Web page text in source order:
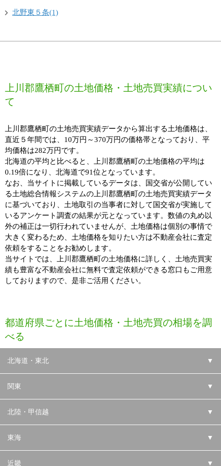
北野東５条(1)
上川郡鷹栖町の土地価格・土地売買実績につい
て
上川郡鷹栖町の土地売買実績データから算出する土地価格は、
直近５年間では、10万円～370万円の価格帯となっており、平
均価格は282万円です。
北海道の平均と比べると、上川郡鷹栖町の土地価格の平均は
0.19倍になり、北海道で91位となっています。
なお、当サイトに掲載しているデータは、国交省が公開してい
る土地総合情報システムの上川郡鷹栖町の土地売買実績データ
に基づいており、土地取引の当事者に対して国交省が実施して
いるアンケート調査の結果が元となっています。数値の丸め以
外の補正は一切行われていませんが、土地価格は個別の事情で
大きく変わるため、土地価格を知りたい方は不動産会社に査定
依頼をすることをお勧めします。
当サイトでは、上川郡鷹栖町の土地価格に詳しく、土地売買実
績も豊富な不動産会社に無料で査定依頼ができる窓口もご用意
しておりますので、是非ご活用ください。
都道府県ごとに土地価格・土地売買の相場を調
べる
北海道・東北 ▼
関東 ▼
北陸・甲信越 ▼
東海 ▼
近畿 ▼